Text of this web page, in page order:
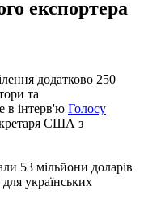
експортера
додатково 250
та
в інтерв'ю Голосу
США з
53 мільйони доларів
українських